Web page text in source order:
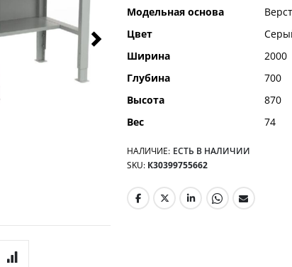
Модельная основа
Цвет
Ширина
2000
Глубина
700
Высота
870
Вес
74
НАЛИЧИЕ: ЕСТЬ В НАЛИЧИИ
SKU К30399755662